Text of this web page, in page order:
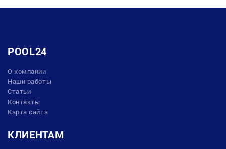
POOL24
О компании
Наши работы
Статьи
Контакты
Карта сайта
КЛИЕНТАМ